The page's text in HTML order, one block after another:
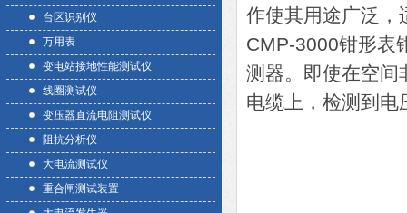
台区识别仪
万用表
变电站接地性能测试仪
线圈测试仪
变压器直流电阻测试仪
阻抗分析仪
大电流测试仪
重合闸测试装置
作使其用途广泛，
CMP-3000钳形表
测器。即使在空间
电缆上，检测到电